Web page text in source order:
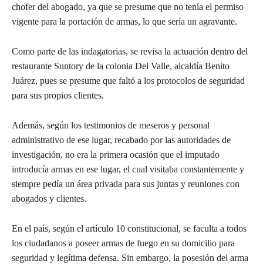
chofer del abogado, ya que se presume que no tenía el permiso
vigente para la portación de armas, lo que sería un agravante.
Como parte de las indagatorias, se revisa la actuación dentro del
restaurante Suntory de la colonia Del Valle, alcaldía Benito
Juárez, pues se presume que faltó a los protocolos de seguridad
para sus propios clientes.
Además, según los testimonios de meseros y personal
administrativo de ese lugar, recabado por las autoridades de
investigación, no era la primera ocasión que el imputado
introducía armas en ese lugar, el cual visitaba constantemente y
siempre pedía un área privada para sus juntas y reuniones con
abogados y clientes.
En el país, según el artículo 10 constitucional, se faculta a todos
los ciudadanos a poseer armas de fuego en su domicilio para
seguridad y legítima defensa. Sin embargo, la posesión del arma